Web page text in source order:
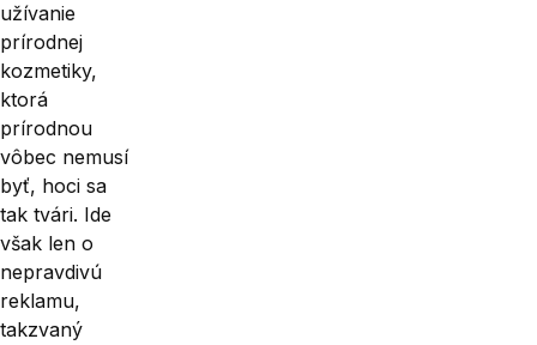
užívanie
prírodnej
kozmetiky,
ktorá
prírodnou
vôbec nemusí
byť, hoci sa
tak tvári. Ide
však len o
nepravdivú
reklamu,
takzvaný